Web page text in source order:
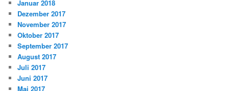
Januar 2018
Dezember 2017
November 2017
Oktober 2017
September 2017
August 2017
Juli 2017
Juni 2017
Mai 2017